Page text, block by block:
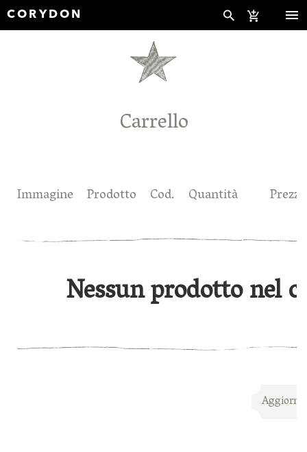
CORYDON
Carrello
Immagine Prodotto Cod. Quantità
Nessun prodotto nel